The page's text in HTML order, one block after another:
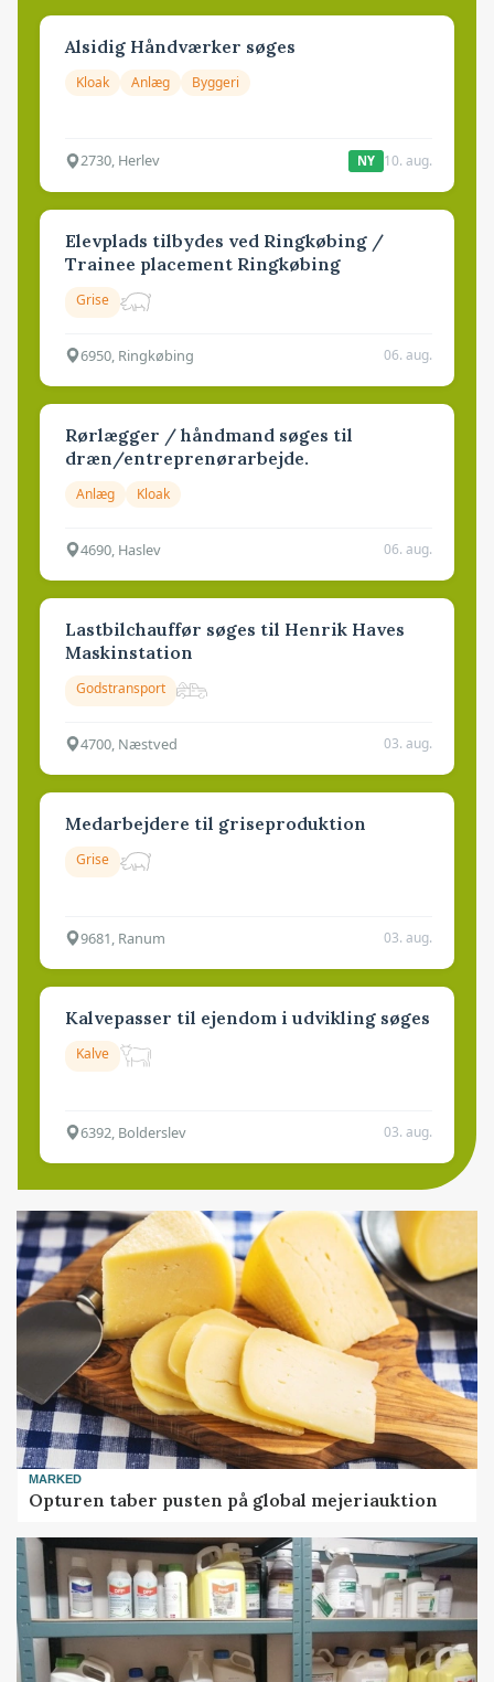
Alsidig Håndværker søges
Kloak Anlæg Byggeri
2730, Herlev NY 10. aug.
Elevplads tilbydes ved Ringkøbing /
Trainee placement Ringkøbing
Grise
6950, Ringkøbing 06. aug.
Rørlægger / håndmand søges til
dræn/entreprenørarbejde.
Anlæg Kloak
4690, Haslev 06. aug.
Lastbilchauffør søges til Henrik Haves
Maskinstation
Godstransport
4700, Næstved 03. aug.
Medarbejdere til griseproduktion
Grise
9681, Ranum 03. aug.
Kalvepasser til ejendom i udvikling søges
Kalve
6392, Bolderslev 03. aug.
MARKED
Opturen taber pusten på global mejeriauktion